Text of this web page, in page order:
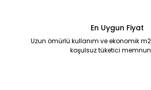
En Uygun Fiyat
Uzun ömürlü kullanım ve ekonomik
koşulsuz tüketici